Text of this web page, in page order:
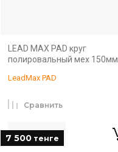
LEAD MAX PAD круг
полировальный мех 150мм
LeadMax PAD
7 500 тенге
Сравнить